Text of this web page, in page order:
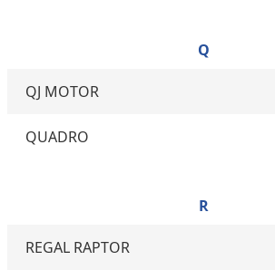
Q
QJ MOTOR
QUADRO
R
REGAL RAPTOR